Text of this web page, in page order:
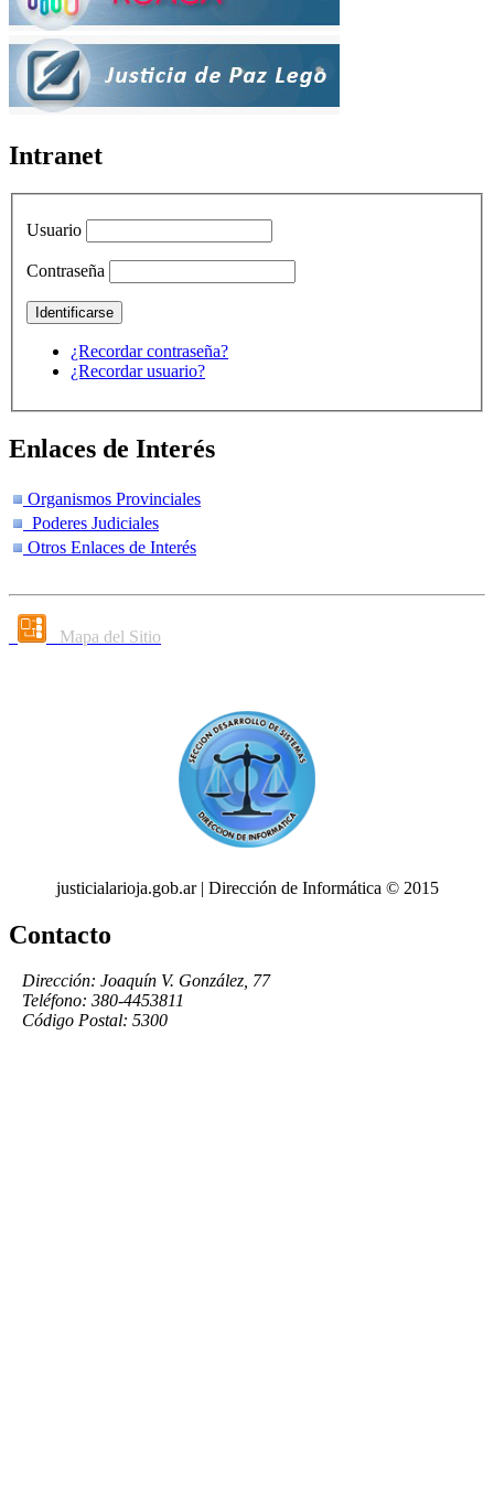
Intranet
Usuario
Contraseña
¿Recordar contraseña?
¿Recordar usuario?
Enlaces de Interés
Organismos Provinciales
Poderes Judiciales
Otros Enlaces de Interés
Mapa del Sitio
justicialarioja.gob.ar | Dirección de Informática © 2015
Contacto
Dirección: Joaquín V. González, 77
Teléfono: 380-4453811
Código Postal: 5300